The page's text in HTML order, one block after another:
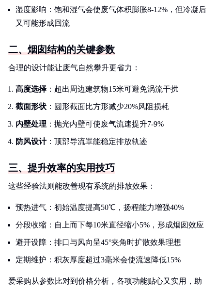
湿度影响：饱和湿气会使废气体积膨胀8-12%，但冷凝后
又可能形成回流
二、烟囱结构的关键参数
合理的设计能让废气自然攀升更省力：
高度选择 ：超出周边建筑物15米可避免涡流干扰
截面形状 ：圆形截面比方形减少20%风阻损耗
内壁处理 ：抛光内壁可使废气流速提升7-9%
防风设计：顶部导流罩能稳定排放轨迹
三、提升效率的实用技巧
这些经验法则能改善现有系统的排放效果：
预热进气：初始温度提高50℃，扬程能力增强40%
分段收缩：自上而下每10米直径缩小5%，形成烟囱效应
避开设障：排口与风向呈45°夹角时扩散效果理想
定期维护：积灰厚度超过3毫米会使流速降低15%
爱采购从参数比对到价格分析，各项功能贴心又实用，助